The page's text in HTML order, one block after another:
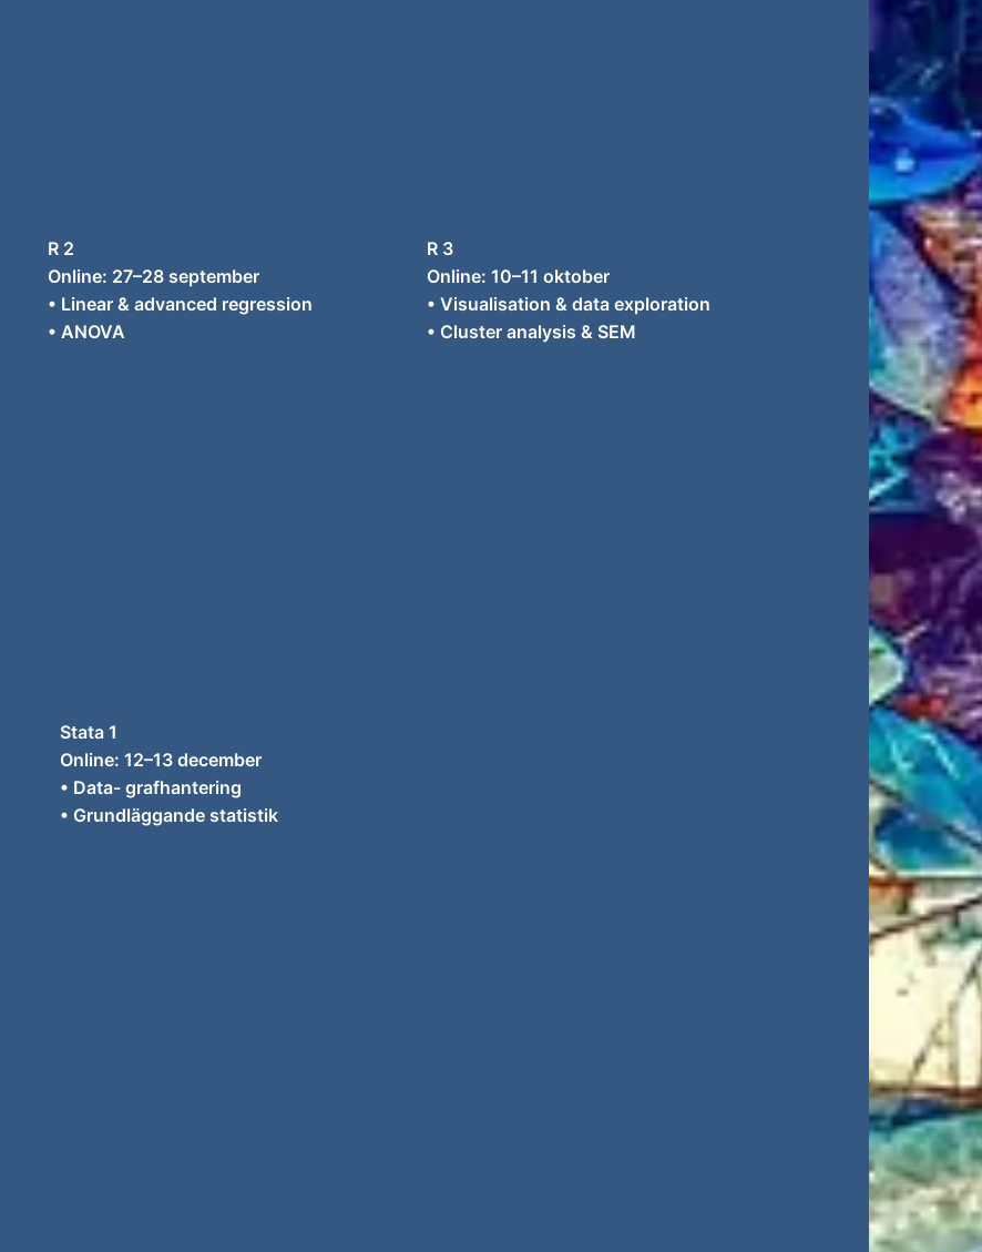
R 2
Online: 27–28 september
• Linear & advanced regression
• ANOVA
R 3
Online: 10–11 oktober
• Visualisation & data exploration
• Cluster analysis & SEM
Stata 1
Online: 12–13 december
• Data- grafhantering
• Grundläggande statistik